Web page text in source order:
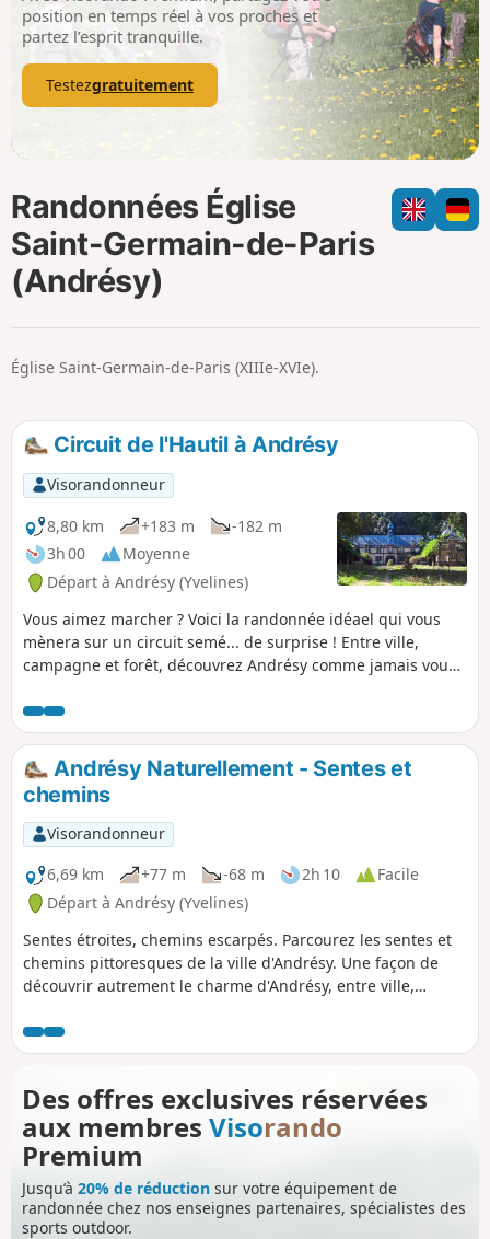
p
position en temps réel à vos proches et
partez l’esprit tranquille.
Testezgratuitement
Randonnées Église
Saint-Germain-de-Paris
(Andrésy)
Église Saint-Germain-de-Paris (XIIIe-XVIe).
Circuit de l'Hautil à Andrésy
Visorandonneur
8,80 km
+183 m
-182 m
3h 00
Moyenne
Départ à Andrésy (Yvelines)
Vous aimez marcher ? Voici la randonnée idéael qui vous
mènera sur un circuit semé... de surprise ! Entre ville,
campagne et forêt, découvrez Andrésy comme jamais vous
Andrésy Naturellement - Sentes et
chemins
Visorandonneur
6,69 km
+77 m -68 m 2h 10
Facile
Départ à Andrésy (Yvelines)
Sentes étroites, chemins escarpés. Parcourez les sentes et
chemins pittoresques de la ville d'Andrésy. Une façon de
découvrir autrement le charme d'Andrésy, entre ville,
Des offres exclusives réservées
aux membres Visorando
Premium
Jusqu’à 20% de réduction sur votre équipement de
randonnée chez nos enseignes partenaires, spécialistes des
sports outdoor.